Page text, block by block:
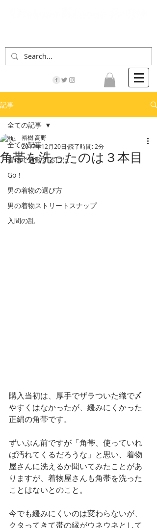
記事
全ての記事
着物で通勤するには
Go！
男の着物の選び方
男の着物ストリートスナップ
入間の乱
全ての記事
角帯を洗ったのは３本目
裕樹 高野
2017年12月20日 読了時間: 2分
購入当初は、厚手でザラついた織で〆
やすくはなかったが、緩みにくかった
正絹の角帯です。
ずいぶん前ですが「角帯、使っていれ
ば汚れてくるだろうな」と思い、着物
屋さんに洗えるか聞いてみたことがあ
りますが、着物屋さんも角帯を洗った
ことはないとのこと。
今でも緩みにくいのは変わらないが、
クタってきて帯の縁がウネウネとして